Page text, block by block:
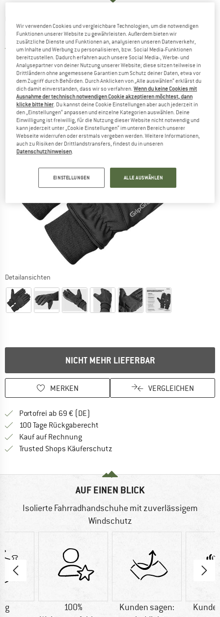
Gloves - Handschuhe
5,0(1)
Detailansichten
NICHT MEHR LIEFERBAR
MERKEN VERGLEICHEN
Portofrei ab 69 € (DE)
100 Tage Rückgaberecht
Kauf auf RechnungFinde die Zahlungs-Infos hier! Öffnet
Trusted Shops Käuferschutz
AUF EINEN BLICK
Isolierte Fahrradhandschuhe mit zuverlässigem
Windschutz
g
100%
Kunden sagen:
Wir verwenden Cookies und vergleichbare Technologien, um die notwendigen
Funktionen unserer Website zu gewährleisten. Außerdem bieten wir
zusätzliche Dienste und Funktionen an, analysieren unseren Datenverkehr,
um Inhalte und Werbung zu personalisieren, bzw. Social Media-Funktionen
bereitzustellen. Dadurch erfahren auch unsere Social Media-, Werbe- und
Analysepartner von deiner Nutzung unserer Website; diese sitzen teilweise in
Drittländern ohne angemessene Garantien zum Schutz deiner Daten, etwa vor
dem Zugriff durch Behörden. Durch Anklicken von „Alle auswählen“ erklärst du
dich damit einverstanden, dass wir so verfahren.Wenn du keine Cookies mit
Ausnahme der technisch notwendigen Cookie akzeptieren möchtest, dann
klicke bitte hier. Du kannst deine Cookie Einstellungen aber auch jederzeit in
den „Einstellungen“ anpassen und einzelne Kategorien auswählen. Deine
Einwilligung ist freiwillig, für die Nutzung dieser Website nicht notwendig und
kann jederzeit unter „Cookie Einstellungen“ im unteren Bereich unserer
Webseite widerrufen oder erstmals vergeben werden. Weitere Informationen,
auch zu Risiken der Drittlandstransfers, findest du in unseren
Datenschutzhinweisen.
EINSTELLUNGEN ALLE AUSWÄHLEN